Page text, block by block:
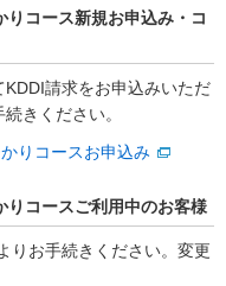
コース新規お申込み・コ
請求をお申込みいただ
きください。
りコースお申込み
コースご利用中のお客様
りお手続きください。変更